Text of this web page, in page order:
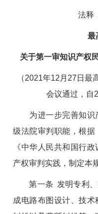
法释
最
关于第一审知识产权
（2021年12月27日最
会议通过，自
为进一步完善知识
级法院审判职能，根据
《中华人民共和国行
产权审判实践，制定本
第一条 发明专利、
成电路布图设计、技